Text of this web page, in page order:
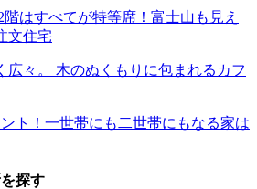
階はすべてが特等席！富士山も見え
文住宅
広々。 木のぬくもりに包まれるカフ
ト！一世帯にも二世帯にもなる家は
探す